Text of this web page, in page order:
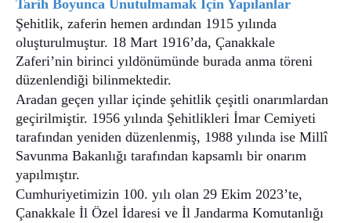
Tarih Boyunca Unutulmamak İçin Yapılanlar
Şehitlik, zaferin hemen ardından 1915 yılında
oluşturulmuştur. 18 Mart 1916’da, Çanakkale
Zaferi’nin birinci yıldönümünde burada anma töreni
düzenlendiği bilinmektedir.
Aradan geçen yıllar içinde şehitlik çeşitli onarımlardan
geçirilmiştir. 1956 yılında Şehitlikleri İmar Cemiyeti
tarafından yeniden düzenlenmiş, 1988 yılında ise Millî
Savunma Bakanlığı tarafından kapsamlı bir onarım
yapılmıştır.
Cumhuriyetimizin 100. yılı olan 29 Ekim 2023’te,
Çanakkale İl Özel İdaresi ve İl Jandarma Komutanlığı